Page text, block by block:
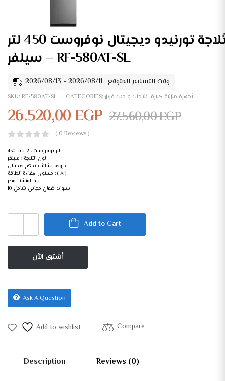
ثلاجة تورنيدو ديجيتال نوفروست 450 لتر
سيلفر – RF-580AT-SL
وقت التسليم المتوقع : 2026/08/11 - 2026/08/13
SKU: RF-580AT-SL CATEGORIES: أجهزة منزلية كبيرة, ثلاجات و ديب فريزر
26.520,00EGP 27.560,00EGP
( 0 Reviews )
450 لتر نوفروست ، 2 باب
لون الثلاجة : سيلفر
مزودة بشاشة تحكم ديجيتال
مستوى كفاءة الطاقة : ( A )
بلد المنشأ : مصر
10 سنوات ضمان مجاني شامل
Add to Cart
أشتري الأن
Ask A Question
Add to wishlist Compare
Description Reviews (0)